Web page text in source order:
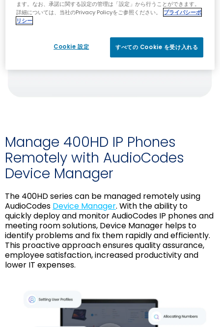
Manage 400HD IP Phones
Remotely with AudioCodes
Device Manager
The 400HD series can be managed remotely using
AudioCodes Device Manager. With the ability to
quickly deploy and monitor AudioCodes IP phones and
meeting room solutions, Device Manager helps to
identify problems and fix them rapidly and efficiently.
This proactive approach ensures quality assurance,
employee satisfaction, increased productivity and
lower IT expenses.
ます。なお、承諾に関する設定の管理は「設定」から行うことができます。
詳細については、当社のPrivacy Policyをご参照ください。
プライバシーポ
リシー
Cookie 設定 すべての Cookie を受け入れる